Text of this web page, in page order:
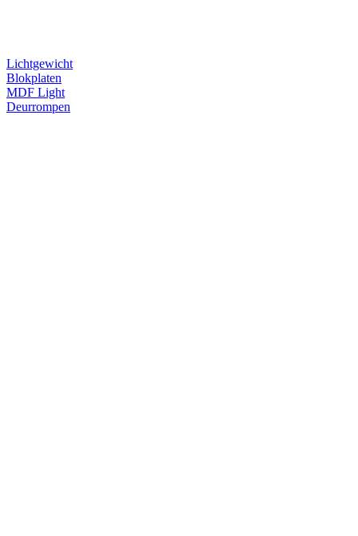
Lichtgewicht
Blokplaten
MDF Light
Deurrompen